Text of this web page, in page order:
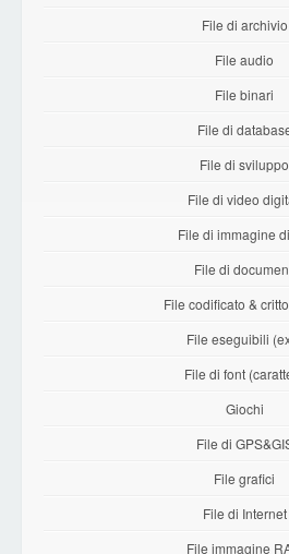
File di archivio
File audio
File binari
File di
File di sviluppo
File di video
File di immagine
File di
File codificato &
File eseguibili
File di font
Giochi
File di
File grafici
File di Internet
File immagine